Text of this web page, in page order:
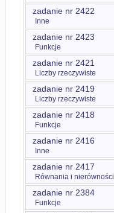
zadanie nr 2422
Inne
zadanie nr 2423
Funkcje
zadanie nr 2421
Liczby rzeczywiste
zadanie nr 2419
Liczby rzeczywiste
zadanie nr 2418
Funkcje
zadanie nr 2416
Inne
zadanie nr 2417
Równania i nierówności
zadanie nr 2384
Funkcje